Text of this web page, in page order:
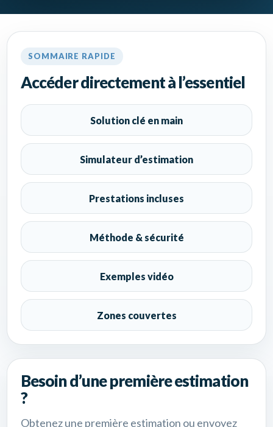
SOMMAIRE RAPIDE
Accéder directement à l’essentiel
Solution clé en main
Simulateur d’estimation
Prestations incluses
Méthode & sécurité
Exemples vidéo
Zones couvertes
Besoin d’une première estimation
?
Obtenez une première estimation ou envoyez